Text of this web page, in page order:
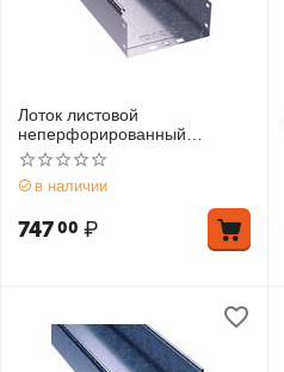
Лоток листовой
неперфорированный
100х100 L2000 сталь 0.7мм
DKC 35111
в наличии
74700 ₽